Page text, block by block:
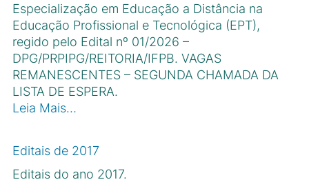
Especialização em Educação a Distância na
Educação Profissional e Tecnológica (EPT),
regido pelo Edital nº 01/2026 –
DPG/PRPIPG/REITORIA/IFPB. VAGAS
REMANESCENTES – SEGUNDA CHAMADA DA
LISTA DE ESPERA.
Leia Mais…
Editais de 2017
Editais do ano 2017.